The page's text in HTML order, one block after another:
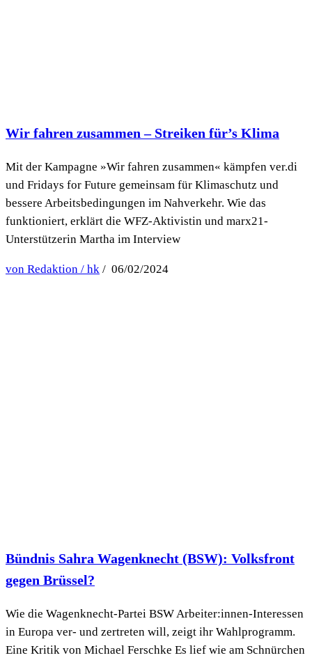
Wir fahren zusammen – Streiken für’s Klima
Mit der Kampagne »Wir fahren zusammen« kämpfen ver.di
und Fridays for Future gemeinsam für Klimaschutz und
bessere Arbeitsbedingungen im Nahverkehr. Wie das
funktioniert, erklärt die WFZ-Aktivistin und marx21-
Unterstützerin Martha im Interview
von Redaktion / hk / 06/02/2024
Bündnis Sahra Wagenknecht (BSW): Volksfront
gegen Brüssel?
Wie die Wagenknecht-Partei BSW Arbeiter:innen-Interessen
in Europa ver- und zertreten will, zeigt ihr Wahlprogramm.
Eine Kritik von Michael Ferschke Es lief wie am Schnürchen